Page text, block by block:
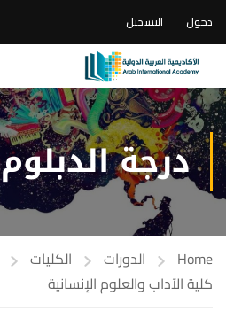
دخول التسجيل
درجة الدبلوم
Home الدورات
الكليات
كلية الآداب والعلوم الإنسانية